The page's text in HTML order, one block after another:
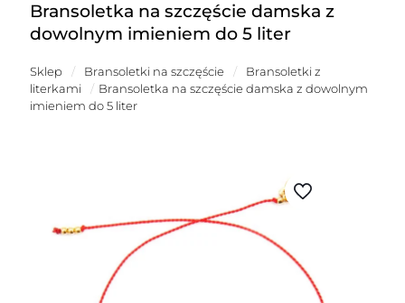
Bransoletka na szczęście damska z
dowolnym imieniem do 5 liter
Sklep / Bransoletki na szczęście /
Bransoletki z
literkami
/ Bransoletka na szczęście damska z dowolnym
imieniem do 5 liter